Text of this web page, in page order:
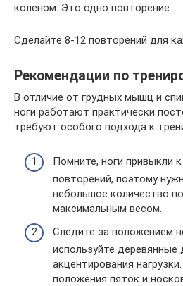
коленом. Это одно повторение.
Сделайте 8-12 повторений для
Рекомендации по
В отличие от грудных мышц и
ноги работают практически
требуют особого подхода к
Помните, ноги привыкли
повторений, поэтому
небольшое количество
максимальным весом.
Следите за положением
используйте
акцентирования
положения пяток и